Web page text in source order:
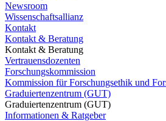
Newsroom
Wissenschaftsallianz
Kontakt
Kontakt & Beratung
Kontakt & Beratung
Vertrauensdozenten
Forschungskommission
Kommission für Forschungsethik und
Graduiertenzentrum (GUT)
Graduiertenzentrum (GUT)
Informationen & Ratgeber